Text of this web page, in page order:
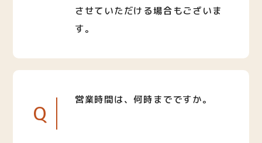
させていただける場合もございま
す。
Q
営業時間は、何時までですか。